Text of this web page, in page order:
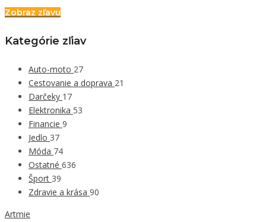
Zobraz zľavu
Kategórie zľiav
Auto-moto 27
Cestovanie a doprava 21
Darčeky 17
Elektronika 53
Financie 9
Jedlo 37
Móda 74
Ostatné 636
Šport 39
Zdravie a krása 90
Artmie